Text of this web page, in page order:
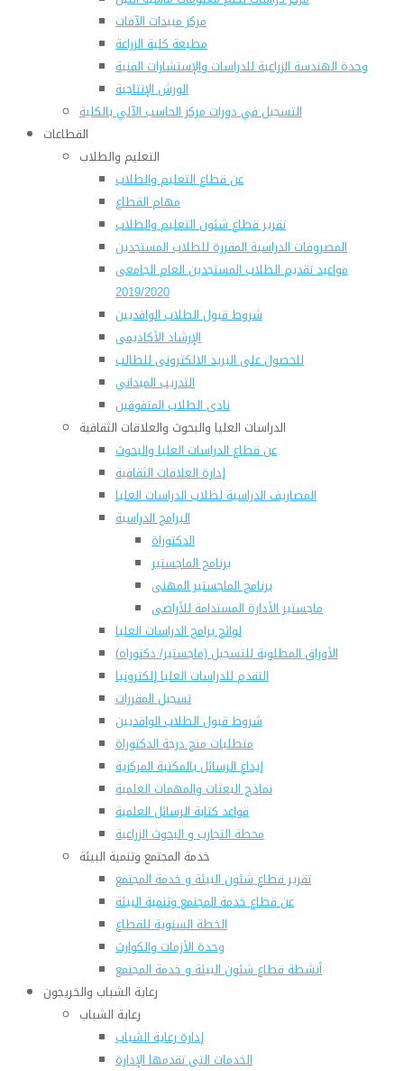
مركز مبيدات الآفات
مطبعة كلية الزراعة
وحدة الهندسة الزراعية للدراسات والإستشارات الفنية
الورش الإنتاجية
التسجيل في دورات مركز الحاسب الآلي بالكلية
القطاعات
التعليم والطلاب
عن قطاع التعليم والطلاب
مهام القطاع
تقرير قطاع شئون التعليم والطلاب
المصروفات الدراسية المقررة للطلاب المستجدين
مواعيد تقديم الطلاب المستجدين العام الجامعى
2019/2020
شروط قبول الطلاب الوافديين
الإرشاد الأكاديمى
للحصول على البريد الالكترونى للطالب
التدريب الميداني
نادى الطلاب المتفوقين
الدراسات العليا والبحوث والعلاقات الثقافية
عن قطاع الدراسات العليا والبحوث
إدارة العلاقات الثقافية
المصاريف الدراسية لطلاب الدراسات العليا
البرامج الدراسية
الدكتوراة
برنامج الماجستير
برنامج الماجستير المهنى
ماجستير الأدارة المستدامة للأراضى
لوائح برامج الدراسات العليا
(الأوراق المطلوبة للتسجيل (ماجستير/ دكتوراه
التقدم للدراسات العليا إلكترونيا
تسجيل المقررات
شروط قبول الطلاب الوافديين
متطلبات منح درجة الدكتوراة
إيداع الرسائل بالمكتبة المركزية
نماذج البعثات والمهمات العلمية
قواعد كتابة الرسائل العلمية
محطة التجارب و البحوث الزراعية
خدمة المجتمع وتنمية البيئة
تقرير قطاع شئون البيئة و خدمة المجتمع
عن قطاع خدمة المجتمع وتنمية البيئة
الخطة السنوية للقطاع
وحدة الأزمات والكوارث
أنشطة قطاع شئون البيئة و خدمة المجتمع
رعاية الشباب والخريجون
رعاية الشباب
إدارة رعاية الشباب
الخدمات التى تقدمها الإدارة